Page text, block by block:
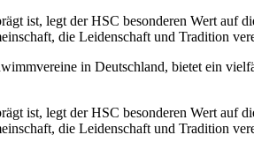
ist, legt der HSC besonderen Wert auf
die Leidenschaft und Tradition
in Deutschland, bietet ein
ist, legt der HSC besonderen Wert auf
die Leidenschaft und Tradition